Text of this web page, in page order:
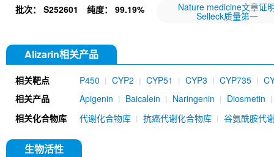
批次： S252601 纯度： 99.19% Nature medicine文章证
Selleck质量第一
Alizarin相关产品
相关靶点 P450 CYP2 CYP51 CYP3 CYP735
相关产品
Apigenin Baicalein Naringenin
Diosmetin
Tetrahydrocurcumin
Isosilybin
Liarozole
相关化合物库 代谢化合物库 抗癌代谢化合物库 谷氨酰胺代
生物活性